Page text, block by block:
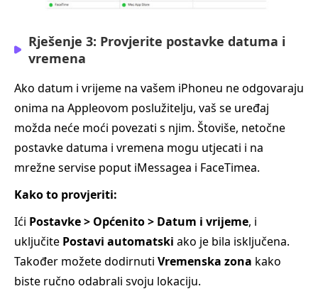
Rješenje 3: Provjerite postavke datuma i
vremena
Ako datum i vrijeme na vašem iPhoneu ne odgovaraju
onima na Appleovom poslužitelju, vaš se uređaj
možda neće moći povezati s njim. Štoviše, netočne
postavke datuma i vremena mogu utjecati i na
mrežne servise poput iMessagea i FaceTimea.
Kako to provjeriti:
Ići Postavke > Općenito > Datum i vrijeme, i
uključite Postavi automatski ako je bila isključena.
Također možete dodirnuti Vremenska zona kako
biste ručno odabrali svoju lokaciju.